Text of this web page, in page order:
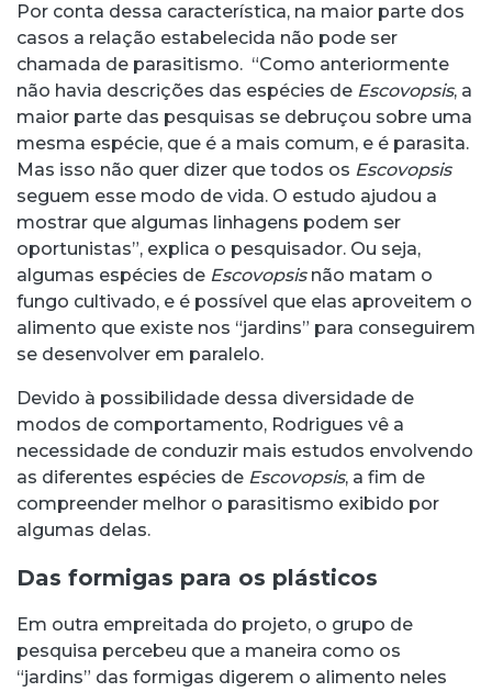
Por conta dessa característica, na maior parte dos
casos a relação estabelecida não pode ser
chamada de parasitismo. “Como anteriormente
não havia descrições das espécies de Escovopsis, a
maior parte das pesquisas se debruçou sobre uma
mesma espécie, que é a mais comum, e é parasita.
Mas isso não quer dizer que todos os Escovopsis
seguem esse modo de vida. O estudo ajudou a
mostrar que algumas linhagens podem ser
oportunistas”, explica o pesquisador. Ou seja,
algumas espécies de Escovopsisnão matam o
fungo cultivado, e é possível que elas aproveitem o
alimento que existe nos “jardins” para conseguirem
se desenvolver em paralelo.
Devido à possibilidade dessa diversidade de
modos de comportamento, Rodrigues vê a
necessidade de conduzir mais estudos envolvendo
as diferentes espécies de Escovopsis, a fim de
compreender melhor o parasitismo exibido por
algumas delas.
Das formigas para os plásticos
Em outra empreitada do projeto, o grupo de
pesquisa percebeu que a maneira como os
“jardins” das formigas digerem o alimento neles